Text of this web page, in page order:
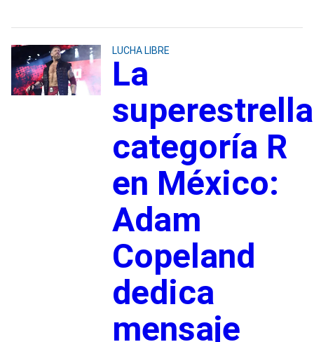
LUCHA LIBRE
La
superestrella
categoría R
en México:
Adam
Copeland
dedica
mensaje